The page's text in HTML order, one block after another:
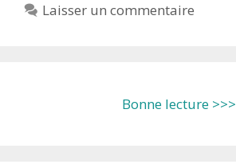
Laisser un commentaire
Bonne lecture >>>